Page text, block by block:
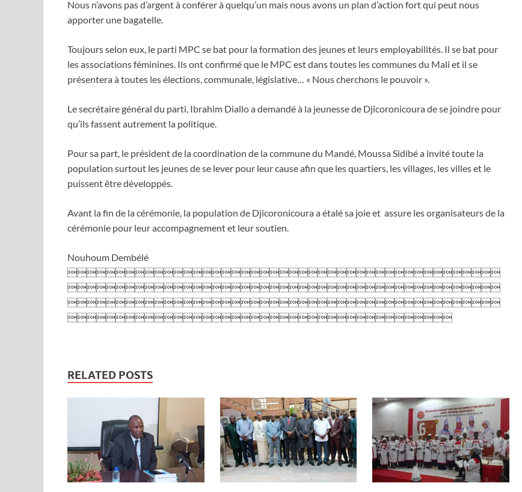
Nous n’avons pas d’argent à conférer à quelqu’un mais nous avons un plan d’action fort qui peut nous
apporter une bagatelle.
Toujours selon eux, le parti MPC se bat pour la formation des jeunes et leurs employabilités. Il se bat pour
les associations féminines. Ils ont confirmé que le MPC est dans toutes les communes du Mali et il se
présentera à toutes les élections, communale, législative… « Nous cherchons le pouvoir ».
Le secrétaire général du parti, Ibrahim Diallo a demandé à la jeunesse de Djicoronicoura de se joindre pour
qu’ils fassent autrement la politique.
Pour sa part, le président de la coordination de la commune du Mandé, Moussa Sidibé a invité toute la
population surtout les jeunes de se lever pour leur cause afin que les quartiers, les villages, les villes et le
puissent être développés.
Avant la fin de la cérémonie, la population de Djicoronicoura a étalé sa joie et assure les organisateurs de la
cérémonie pour leur accompagnement et leur soutien.
Nouhoum Dembélé




RELATED POSTS